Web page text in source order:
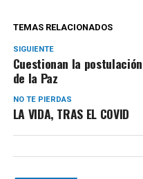
TEMAS RELACIONADOS
SIGUIENTE
Cuestionan la
de la Paz
NO TE PIERDAS
LA VIDA, TRAS EL COVID